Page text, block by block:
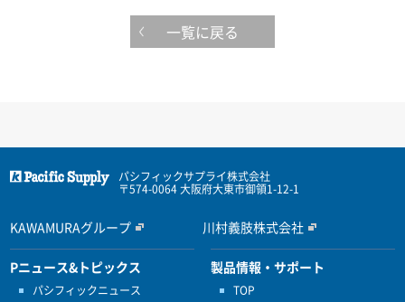
一覧に戻る
パシフィックサプライ株式会社
〒574-0064 大阪府大東市御領1-12-1
KAWAMURAグループ 川村義肢株式会社
Pニュース&トピックス
パシフィックニュース
製品情報・サポート
TOP